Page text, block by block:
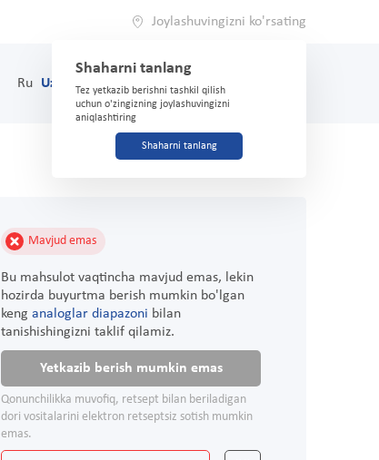
Joylashuvingizni ko'rsating
Shaharni tanlang
Tez yetkazib berishni tashkil qilish
uchun o'zingizning joylashuvingizni
aniqlashtiring
Shaharni tanlang
Ru Uz (71) 200-03-03
Mavjud emas
Bu mahsulot vaqtincha mavjud emas, lekin
hozirda buyurtma berish mumkin bo'lgan
keng analoglar diapazoni bilan
tanishishingizni taklif qilamiz.
Yetkazib berish mumkin emas
Qonunchilikka muvofiq, retsept bilan beriladigan
dori vositalarini elektron retseptsiz sotish mumkin
emas.